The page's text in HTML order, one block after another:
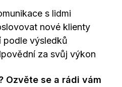
s lidmi
nové klienty
podle výsledků
za svůj výkon
Ozvěte se a rádi vám